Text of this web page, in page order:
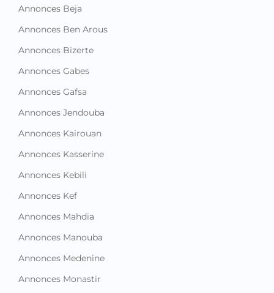
Annonces Beja
Annonces Ben Arous
Annonces Bizerte
Annonces Gabes
Annonces Gafsa
Annonces Jendouba
Annonces Kairouan
Annonces Kasserine
Annonces Kebili
Annonces Kef
Annonces Mahdia
Annonces Manouba
Annonces Medenine
Annonces Monastir